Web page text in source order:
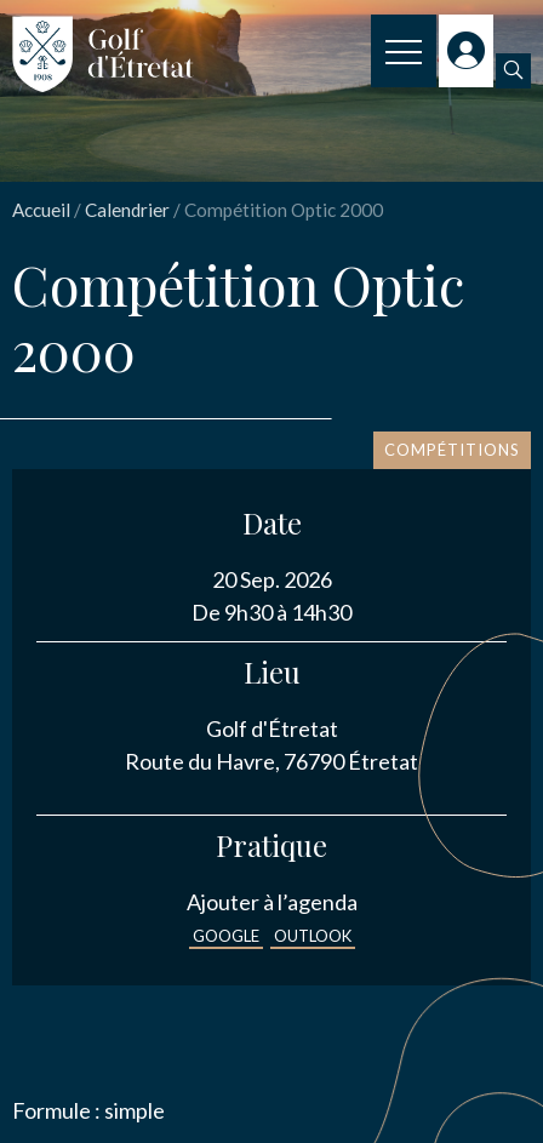
Accueil /Calendrier /Compétition Optic 2000
Compétition Optic
2000
COMPÉTITIONS
Date
20 Sep. 2026
De 9h30 à 14h30
Lieu
Golf d'Étretat
Route du Havre, 76790 Étretat
Pratique
Ajouter à l’agenda
GOOGLE OUTLOOK
Formule : simple
CLUB
CLUB HOUSE
PARCOURS
SPORT
NOS PARTENAIRES
NOUS CONTACTER
INSCRIPTION
Compétition Optic
2000
Nom
J’autorise l'association ASS SPORTIVE GOLF
ETRETAT à enregistrer mes données.
ENVOYER MA DEMANDE